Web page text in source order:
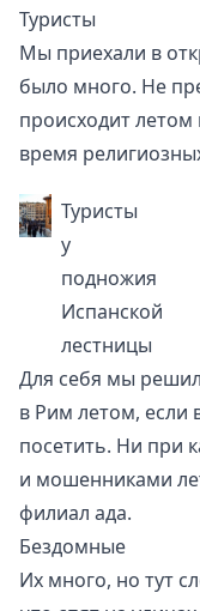
Туристы
Мы приехали в
было много. Не
происходит летом
время
Туристы
у
подножия
Испанской
лестницы
Для себя мы
в Рим летом, если
посетить. Ни при
и мошенниками
филиал ада.
Бездомные
Их много, но тут